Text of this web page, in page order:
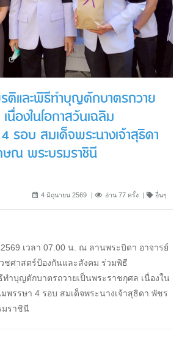
ติและพิธีทำบุญตักบาตรถวาย
นื่องในโอกาสวันเฉลิม
รอบ สมเด็จพระนางเจ้าสุธิดา
ณ พระบรมราชินี
4 มิถุนายน 2569 อ่าน 77 ครั้ง อื่นๆ
เวลา 07.00 น. ณ ลานพระบิดา อาจารย์
ชศาสตร์ป้องกันและสังคม ร่วมพิธี
ทำบุญตักบาตรถวายเป็นพระราชกุศล เนื่องใน
พรรษา 4 รอบ สมเด็จพระนางเจ้าสุธิดา พัชร
ราชินี